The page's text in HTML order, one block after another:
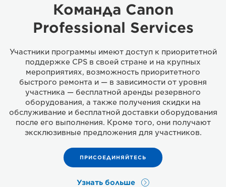
Команда Canon
Professional Services
Участники программы имеют доступ к приоритетной
поддержке CPS в своей стране и на крупных
мероприятиях, возможность приоритетного
быстрого ремонта и — в зависимости от уровня
участника — бесплатной аренды резервного
оборудования, а также получения скидки на
обслуживание и бесплатной доставки оборудования
после его выполнения. Кроме того, они получают
эксклюзивные предложения для участников.
ПРИСОЕДИНЯЙТЕСЬ
Узнать больше